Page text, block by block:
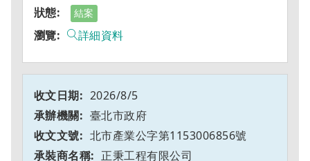
結案
詳細資料
2026/8/5
臺北市政府
北市產業公字第1153006856號
正秉工程有限公司